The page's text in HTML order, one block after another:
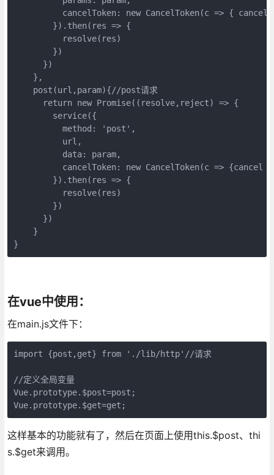
cancelToken: new CancelToken(c => { cancel
        }).then(res => {
          resolve(res)
        })
      })
    },
    post(url,param){//post请求
      return new Promise((resolve,reject) => {
        service({
          method: 'post',
          url,
          data: param,
cancelToken: new CancelToken(c => {cancel
        }).then(res => {
          resolve(res)
        })
      })
    }
}
在vue中使用：
在main.js文件下：
import {post,get} from './lib/http'//请求
//定义全局变量
Vue.prototype.$post=post;
Vue.prototype.$get=get;
这样基本的功能就有了，然后在页面上使用this.$post、thi
s.$get来调用。